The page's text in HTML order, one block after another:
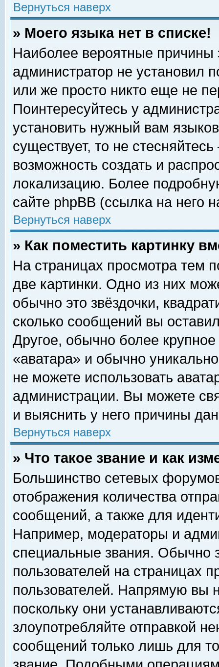
Вернуться наверх
» Моего языка нет в списке!
Наиболее вероятные причины
администратор не установил
или же просто никто еще не
Поинтересуйтесь у
установить нужный вам
существует, то не
возможность создать и
локализацию. Более
сайте phpBB (ссылка на него
Вернуться наверх
» Как поместить картинку
На страницах просмотра тем
две картинки. Одно из них
обычно это звёздочки,
сколько сообщений вы
Другое, обычно более
«аватара» и обычно
не можете использовать
администрации. Вы можете
и выяснить у него причины
Вернуться наверх
» Что такое звание и как
Большинство сетевых
отображения количества
сообщений, а также для
Например, модераторы и
специальные звания. Обычно
пользователей на страницах
пользователей. Напрямую вы
поскольку они
злоупотребляйте отправкой
сообщений только лишь для